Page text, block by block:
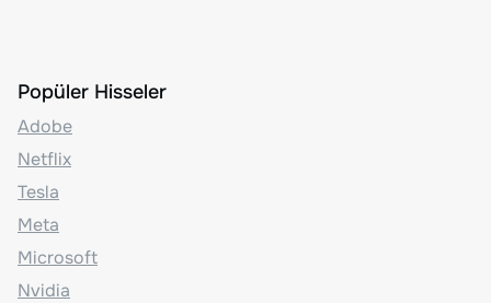
Popüler Hisseler
Adobe
Netflix
Tesla
Meta
Microsoft
Nvidia